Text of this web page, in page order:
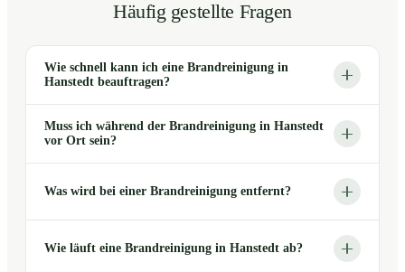
Häufig gestellte Fragen
Wie schnell kann ich eine Brandreinigung in
Hanstedt beauftragen?
Muss ich während der Brandreinigung in Hanstedt
vor Ort sein?
Was wird bei einer Brandreinigung entfernt?
Wie läuft eine Brandreinigung in Hanstedt ab?